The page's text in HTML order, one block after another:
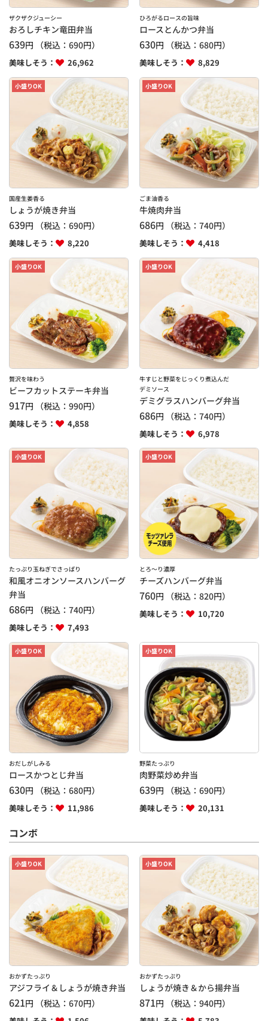
ザクザクジューシー
おろしチキン竜田弁当
639円 （税込： 690円）
美味しそう： 26,962
ひろがるロースの旨味
ロースとんかつ弁当
630円 （税込：680円）
美味しそう： 8,829
小盛りOK
国産生姜香る
しょうが焼き弁当
639円 （税込： 690円）
美味しそう： 8,220
小盛りOK
ごま油香る
牛焼肉弁当
686円 （税込：740円）
美味しそう： 4,418
小盛りOK
贅沢を味わう
ビーフカットステーキ弁当
917円 （税込： 990円）
美味しそう： 4,858
小盛りOK
牛すじと野菜をじっくり煮込んだ
デミソース
デミグラスハンバーグ弁当
686円 （税込：740円）
美味しそう： 6,978
小盛りOK
たっぷり玉ねぎでさっぱり
和風オニオンソースハンバーグ
弁当
686円 （税込： 740円）
美味しそう： 7,493
小盛りOK
とろ～り濃厚
チーズハンバーグ弁当
760円 （税込：820円）
美味しそう： 10,720
小盛りOK
おだしがしみる
ロースかつとじ弁当
630円 （税込： 680円）
美味しそう： 11,986
小盛りOK
野菜たっぷり
肉野菜炒め弁当
639円 （税込：690円）
美味しそう： 20,131
コンボ
小盛りOK
おかずたっぷり
アジフライ＆しょうが焼き弁当
621円 （税込： 670円）
小盛りOK
おかずたっぷり
しょうが焼き＆から揚弁当
871円 （税込：940円）